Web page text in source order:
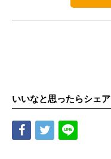
いいなと思ったらシェア
Share Tweet